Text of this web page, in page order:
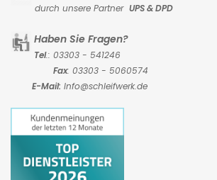
durch unsere Partner UPS & DPD
Haben Sie Fragen?
Tel.: 03303 - 541246
Fax: 03303 - 5060574
E-Mail: Info@schleifwerk.de